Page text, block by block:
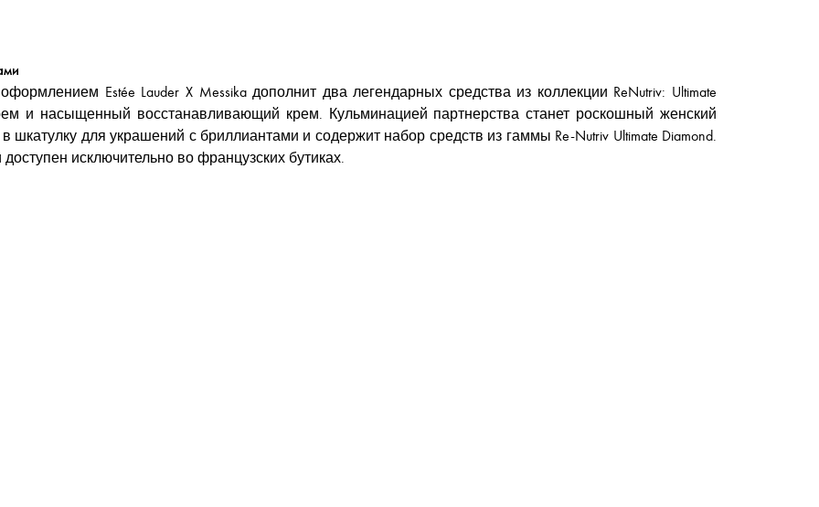
Estée Lauder X Messika дополнит два легендарных средства из коллекции ReNutriv: Ultimate
и насыщенный восстанавливающий крем. Кульминацией партнерства станет роскошный женский
для украшений с бриллиантами и содержит набор средств из гаммы Re-Nutriv Ultimate Diamond.
исключительно во французских бутиках.